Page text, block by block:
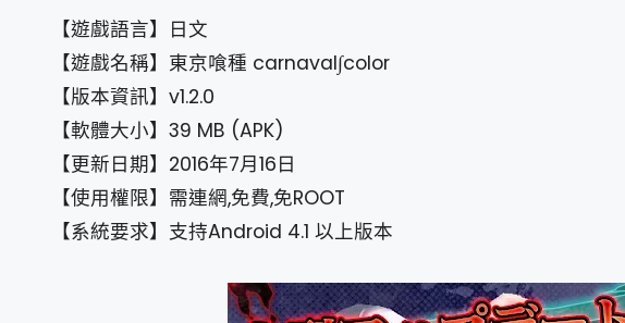
【遊戲語言】日文
【遊戲名稱】東京喰種 carnaval∫color
【版本資訊】v1.2.0
【軟體大小】39 MB (APK)
【更新日期】2016年7月16日
【使用權限】需連網,免費,免ROOT
【系統要求】支持Android 4.1 以上版本